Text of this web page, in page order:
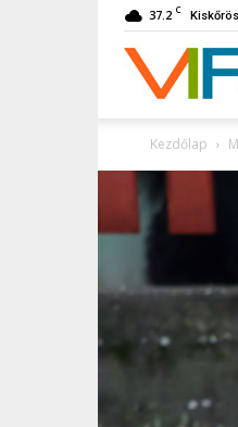
37.2 C Kiskőrös
VIRA
Kezdőlap